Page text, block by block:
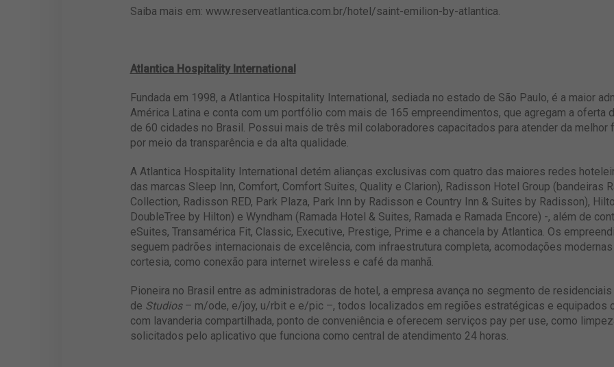
Saiba mais em: www.reserveatlantica.com.br/hotel/saint-emilion-by-atlantica.
Atlantica Hospitality International
Fundada em 1998, a Atlantica Hospitality International, sediada no estado de São Paulo, é a maior
América Latina e conta com um portfólio com mais de 165 empreendimentos, que agregam a oferta
de 60 cidades no Brasil. Possui mais de três mil colaboradores capacitados para atender da
por meio da transparência e da alta qualidade.
A Atlantica Hospitality International detém alianças exclusivas com quatro das maiores redes
das marcas Sleep Inn, Comfort, Comfort Suites, Quality e Clarion), Radisson Hotel Group (bandeiras
Collection, Radisson RED, Park Plaza, Park Inn by Radisson e Country Inn & Suites by Radisson),
DoubleTree by Hilton) e Wyndham (Ramada Hotel & Suites, Ramada e Ramada Encore) -, além de
eSuites, Transamérica Fit, Classic, Executive, Prestige, Prime e a chancela by Atlantica. Os
seguem padrões internacionais de excelência, com infraestrutura completa, acomodações
cortesia, como conexão para internet wireless e café da manhã.
Pioneira no Brasil entre as administradoras de hotel, a empresa avança no segmento de
de Studios– m/ode, e/joy, u/rbit e e/pic –, todos localizados em regiões estratégicas e equipados
com lavanderia compartilhada, ponto de conveniência e oferecem serviços pay per use, como
solicitados pelo aplicativo que funciona como central de atendimento 24 horas.